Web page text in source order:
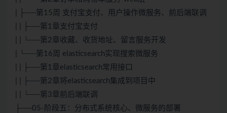
| ├──第15周 支付宝支付、用户操作微服务、前后端联调
| | ├──第1章支付宝支付
| | └──第2章收藏、收货地址、留言服务开发
| └──第16周 elasticsearch实现搜索微服务
| | ├──第1章elasticsearch常用接口
| | ├──第2章将elasticsearch集成到项目中
| | └──第3章前后端联调
├──05-阶段五：分布式系统核心、微服务的部署